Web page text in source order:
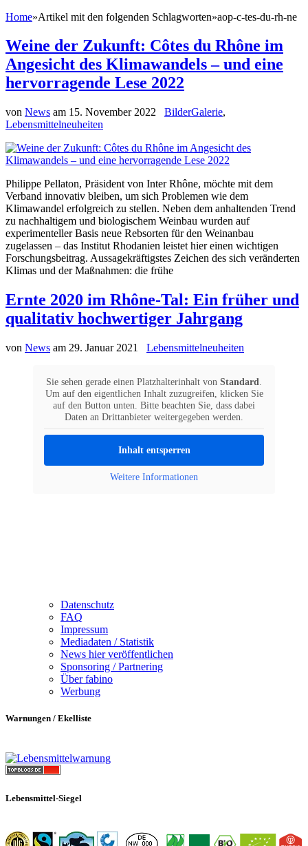
Home»Artikel mit den folgenden Schlagworten»aop-c-tes-du-rh-ne
Weine der Zukunft: Côtes du Rhône im
Angesicht des Klimawandels – und eine
hervorragende Lese 2022
von News am 15. November 2022 BilderGalerie,
Lebensmittelneuheiten
Philippe Pellaton, Präsident von Inter Rhône, möchte mit dem
Verband innovativ bleiben, um sich Problemen wie dem
Klimawandel erfolgreich zu stellen. Neben dem anhaltenden Trend
zu nachhaltigem und biologischem Weinbau wurden auf
experimenteller Basis neue Rebsorten für den Weinanbau
zugelassen – das Institut Rhodanien leistet hier einen wichtigen
Forschungsbeitrag. Aussagekräftigstes Zeichen des sich veränderten
Klimas und der Maßnahmen: die frühe
Ernte 2020 im Rhône-Tal: Ein früher und
qualitativ hochwertiger Jahrgang
von News am 29. Januar 2021 Lebensmittelneuheiten
Sie sehen gerade einen Platzhalterinhalt von Standard.
Um auf den eigentlichen Inhalt zuzugreifen, klicken Sie
auf den Button unten. Bitte beachten Sie, dass dabei
Daten an Drittanbieter weitergegeben werden.
Inhalt entsperren
Weitere Informationen
Datenschutz
FAQ
Impressum
Mediadaten / Statistik
News hier veröffentlichen
Sponsoring / Partnering
Über fabino
Werbung
Warnungen / Ekelliste
Lebensmittel-Siegel